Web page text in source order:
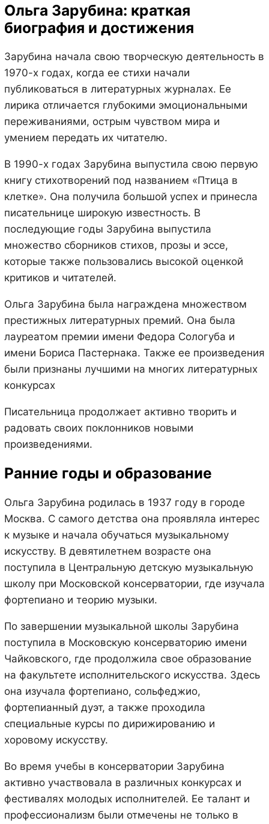
Ольга Зарубина: краткая
биография и достижения
Зарубина начала свою творческую деятельность в
1970-х годах, когда ее стихи начали
публиковаться в литературных журналах. Ее
лирика отличается глубокими эмоциональными
переживаниями, острым чувством мира и
умением передать их читателю.
В 1990-х годах Зарубина выпустила свою первую
книгу стихотворений под названием «Птица в
клетке». Она получила большой успех и принесла
писательнице широкую известность. В
последующие годы Зарубина выпустила
множество сборников стихов, прозы и эссе,
которые также пользовались высокой оценкой
критиков и читателей.
Ольга Зарубина была награждена множеством
престижных литературных премий. Она была
лауреатом премии имени Федора Сологуба и
имени Бориса Пастернака. Также ее произведения
были признаны лучшими на многих литературных
конкурсах
Писательница продолжает активно творить и
радовать своих поклонников новыми
произведениями.
Ранние годы и образование
Ольга Зарубина родилась в 1937 году в городе
Москва. С самого детства она проявляла интерес
к музыке и начала обучаться музыкальному
искусству. В девятилетнем возрасте она
поступила в Центральную детскую музыкальную
школу при Московской консерватории, где изучала
фортепиано и теорию музыки.
По завершении музыкальной школы Зарубина
поступила в Московскую консерваторию имени
Чайковского, где продолжила свое образование
на факультете исполнительского искусства. Здесь
она изучала фортепиано, сольфеджио,
фортепианный дуэт, а также проходила
специальные курсы по дирижированию и
хоровому искусству.
Во время учебы в консерватории Зарубина
активно участвовала в различных конкурсах и
фестивалях молодых исполнителей. Ее талант и
профессионализм были отмечены не только в